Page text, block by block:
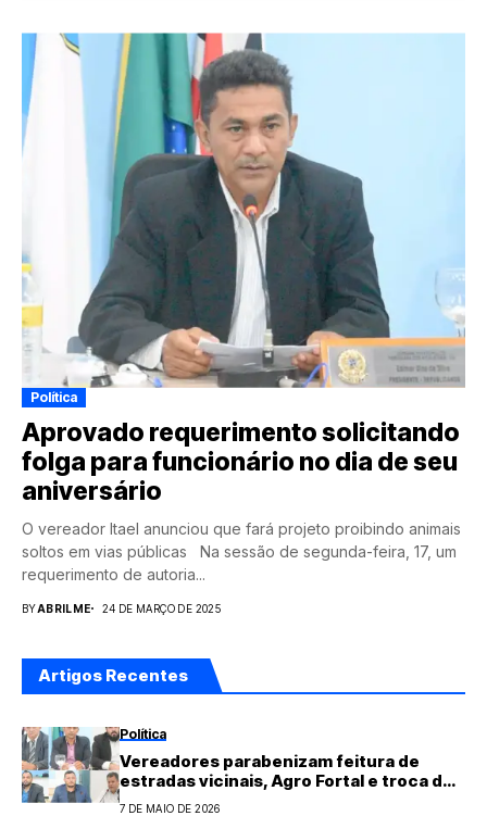
Política
Aprovado requerimento solicitando
folga para funcionário no dia de seu
aniversário
O vereador Itael anunciou que fará projeto proibindo animais
soltos em vias públicas Na sessão de segunda-feira, 17, um
requerimento de autoria...
BYABRILME 24 DE MARÇO DE 2025
Artigos Recentes
Política
Vereadores parabenizam feitura de
estradas vicinais, Agro Fortal e troca de
van escolar
7 DE MAIO DE 2026